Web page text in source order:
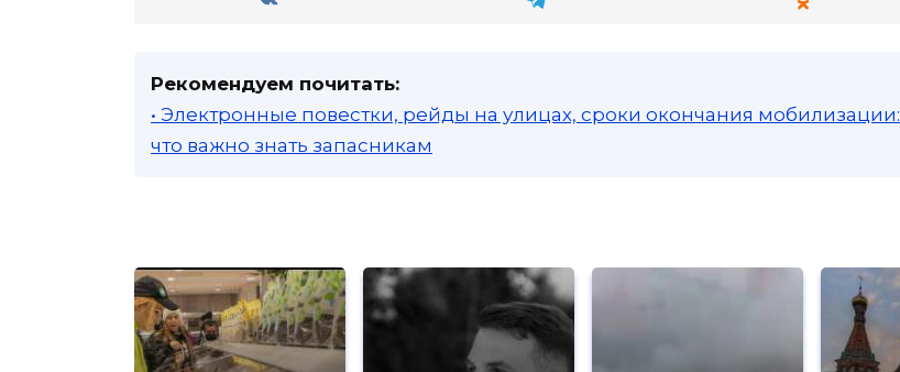
Рекомендуем почитать:
• Электронные повестки, рейды на улицах, сроки окончания мобилизации:
что важно знать запасникам